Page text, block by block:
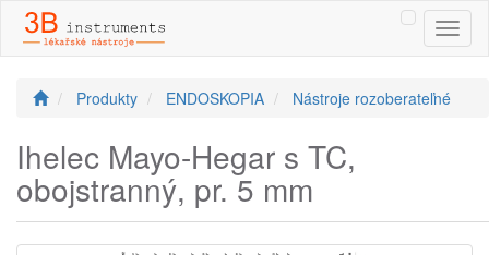
Produkty ENDOSKOPIA Nástroje rozoberateľné
Ihelec Mayo-Hegar s TC,
obojstranný, pr. 5 mm